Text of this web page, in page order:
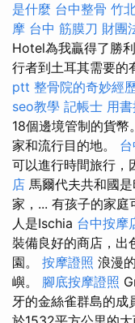
是什麼 台中整骨 竹
摩 台中 筋膜刀 財團
Hotel為我贏得了勝
行者到土耳其需要的
ptt 整骨院的奇妙經
seo教學 記帳士 用
18個邊境管制的貨幣
家和流行目的地。
可以進行時間旅行，
店 馬爾代夫共和國
家，... 有孩子的家
人是Ischia 台中按摩
裝備良好的商店，出
園。 按摩證照 浪漫
嶼。 腳底按摩證照
牙的金絲雀群島的成